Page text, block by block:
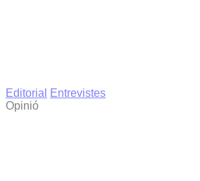
Editorial
Entrevistes
Opinió